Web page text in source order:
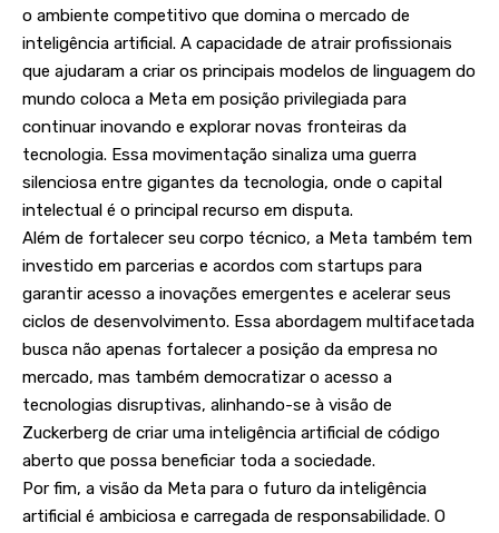
o ambiente competitivo que domina o mercado de
inteligência artificial. A capacidade de atrair profissionais
que ajudaram a criar os principais modelos de linguagem do
mundo coloca a Meta em posição privilegiada para
continuar inovando e explorar novas fronteiras da
tecnologia. Essa movimentação sinaliza uma guerra
silenciosa entre gigantes da tecnologia, onde o capital
intelectual é o principal recurso em disputa.
Além de fortalecer seu corpo técnico, a Meta também tem
investido em parcerias e acordos com startups para
garantir acesso a inovações emergentes e acelerar seus
ciclos de desenvolvimento. Essa abordagem multifacetada
busca não apenas fortalecer a posição da empresa no
mercado, mas também democratizar o acesso a
tecnologias disruptivas, alinhando-se à visão de
Zuckerberg de criar uma inteligência artificial de código
aberto que possa beneficiar toda a sociedade.
Por fim, a visão da Meta para o futuro da inteligência
artificial é ambiciosa e carregada de responsabilidade. O